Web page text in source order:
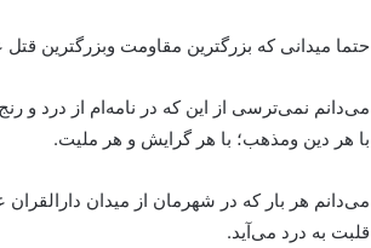
حتما میدانی که بزرگترین مقاومت وبزرگترین
می‌دانم نمی‌ترسی از این که در نامه‌ام از درد و
با هر دین ومذهب؛ با هر گرایش و هر ملیت.
می‌دانم هر بار که در شهرمان از میدان
قلبت به درد می‌آید.